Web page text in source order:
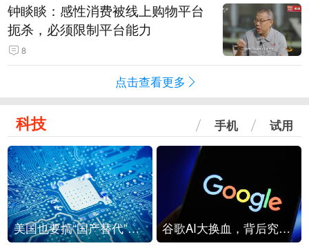
钟睒睒：感性消费被线上购物平台
扼杀，必须限制平台能力
8
点击查看更多
科技 手机 试用
美国也要搞“国产替代”？先算清三笔账 谷歌AI大换血，背后究竟发生了什么？